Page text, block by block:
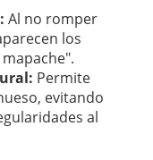
Al no romper
los
Permite
evitando
al